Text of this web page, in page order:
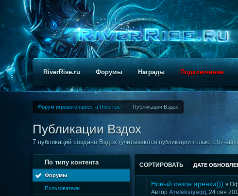
RiverRise.ru Форумы Награды Подключение
Форум игрового проекта Riverrise → Публикации Вздох
Публикации Вздох
7 публикаций создано Вздох(учитываются публикации только с 07-
По типу контента
Форумы
Пользователи
СОРТИРОВАТЬ ДАТЕ
Новый сезон аренки))) в
АвторAreleksiyaqq, 24 сен